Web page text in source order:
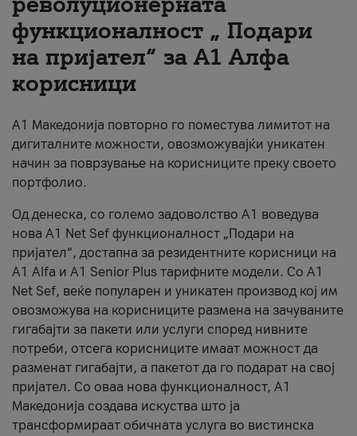
За нас
#ПодобарОнлајн
функционалност „ Подари
на пријател“ за А1 Алфа
корисници
А1 Македонија повторно го поместува лимитот на
дигиталните можности, овозможувајќи уникатен
начин за поврзување на корисниците преку своето
портфолио.
Од денеска, со големо задоволство А1 воведува
нова A1 Net Sef функционалност „Подари на
пријател“, достапна за резидентните корисници на
А1 Alfa и A1 Senior Plus тарифните модели. Со A1
Net Sef, веќе популарен и уникатен производ кој им
овозможува на корисниците размена на зачуваните
гигабајти за пакети или услуги според нивните
потреби, отсега корисниците имаат можност да
разменат гигабајти, а пакетот да го подарат на свој
пријател. Со оваа нова функционалност, А1
Македонија создава искуства што ја
трансформираат обичната услуга во вистинска